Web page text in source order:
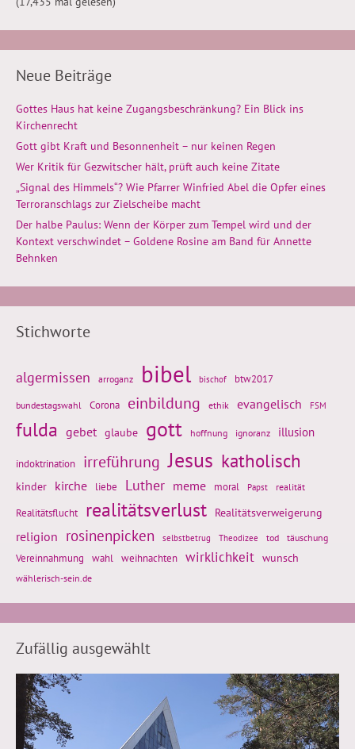
Neue Beiträge
Gottes Haus hat keine Zugangsbeschränkung? Ein Blick ins
Kirchenrecht
Gott gibt Kraft und Besonnenheit – nur keinen Regen
Wer Kritik für Gezwitscher hält, prüft auch keine Zitate
„Signal des Himmels“? Wie Pfarrer Winfried Abel die Opfer eines
Terroranschlags zur Zielscheibe macht
Der halbe Paulus: Wenn der Körper zum Tempel wird und der
Kontext verschwindet – Goldene Rosine am Band für Annette
Behnken
Stichworte
algermissen arroganz bibel bischof btw2017
bundestagswahl Corona einbildung ethik evangelisch FSM
fulda gebet glaube gott hoffnung ignoranz illusion
indoktrination irreführung Jesus katholisch
kinder kirche liebe Luther meme moral Papst realität
Realitätsflucht realitätsverlust Realitätsverweigerung
religion rosinenpicken selbstbetrug Theodizee tod täuschung
Vereinnahmung wahl weihnachten wirklichkeit wunsch
wählerisch-sein.de
Zufällig ausgewählt